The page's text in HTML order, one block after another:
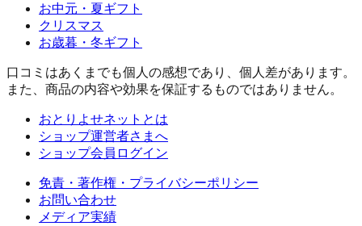
お中元・夏ギフト
クリスマス
お歳暮・冬ギフト
口コミはあくまでも個人の感想であり、個人差があります。
また、商品の内容や効果を保証するものではありません。
おとりよせネットとは
ショップ運営者さまへ
ショップ会員ログイン
免責・著作権・プライバシーポリシー
お問い合わせ
メディア実績